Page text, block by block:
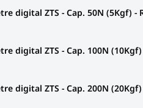
digital ZTS - Cap. 50N (5Kgf) -
digital ZTS - Cap. 100N
digital ZTS - Cap. 200N